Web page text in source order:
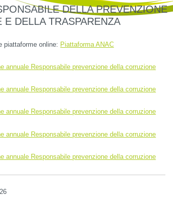
DELLA PREVENZIONE
E DELLA TRASPARENZA
piattaforme online: Piattaforma ANAC
annuale Responsabile prevenzione della corruzione
annuale Responsabile prevenzione della corruzione
annuale Responsabile prevenzione della corruzione
annuale Responsabile prevenzione della corruzione
annuale Responsabile prevenzione della corruzione